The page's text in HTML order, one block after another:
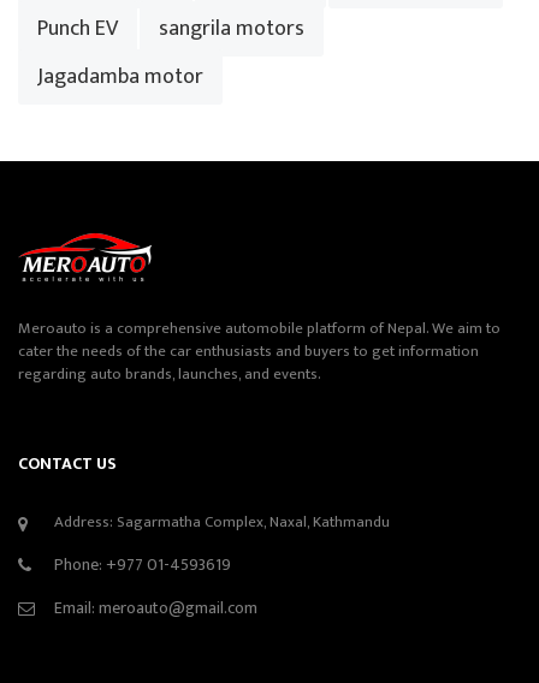
Punch EV
sangrila motors
Jagadamba motor
Meroauto is a comprehensive automobile platform of Nepal. We aim to
cater the needs of the car enthusiasts and buyers to get information
regarding auto brands, launches, and events.
CONTACT US
Address: Sagarmatha Complex, Naxal, Kathmandu
Phone: +977 01-4593619
Email:meroauto@gmail.com